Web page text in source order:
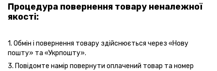
Процедура повернення товару неналежної
якості:
1. Обмін і повернення товару здійснюється через «Нову
пошту» та «Укрпошту».
3. Повідомте намір повернути оплачений товар та номер